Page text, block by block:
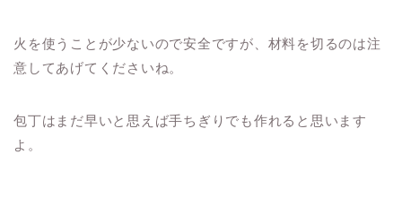
火を使うことが少ないので安全ですが、材料を切るのは注
意してあげてくださいね。
包丁はまだ早いと思えば手ちぎりでも作れると思います
よ。